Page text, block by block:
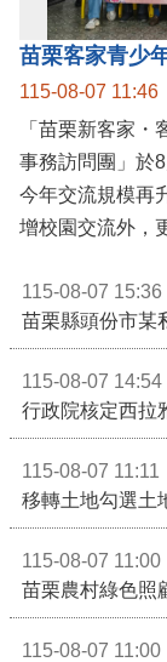
115-08-07 11:46
「苗栗新客家
事務訪問團」於
今年交流規模再
115-08-07 15:36
苗栗縣頭份市某
115-08-07 14:54
115-08-07 11:11
115-08-07 11:00
115-08-07 11:00